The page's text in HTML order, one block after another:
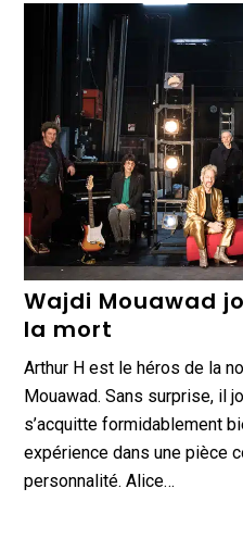
Wajdi Mouawad
la mort
Arthur H est le héros de la
Mouawad. Sans surprise, il
s’acquitte formidablement
expérience dans une pièce
personnalité. Alice…